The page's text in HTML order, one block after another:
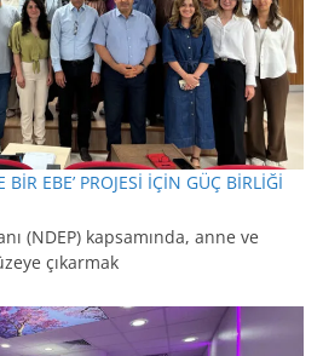
BİR EBE’ PROJESİ İÇİN GÜÇ BİRLİĞİ
(NDEP) kapsamında, anne ve
çıkarmak